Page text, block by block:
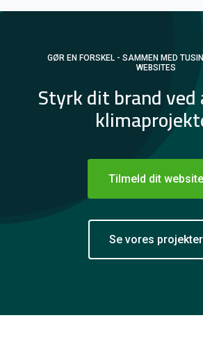
GØR EN FORSKEL - SAMMEN MED
WEBSITES
Styrk dit brand
Tilmeld dit website
Se vores projekter